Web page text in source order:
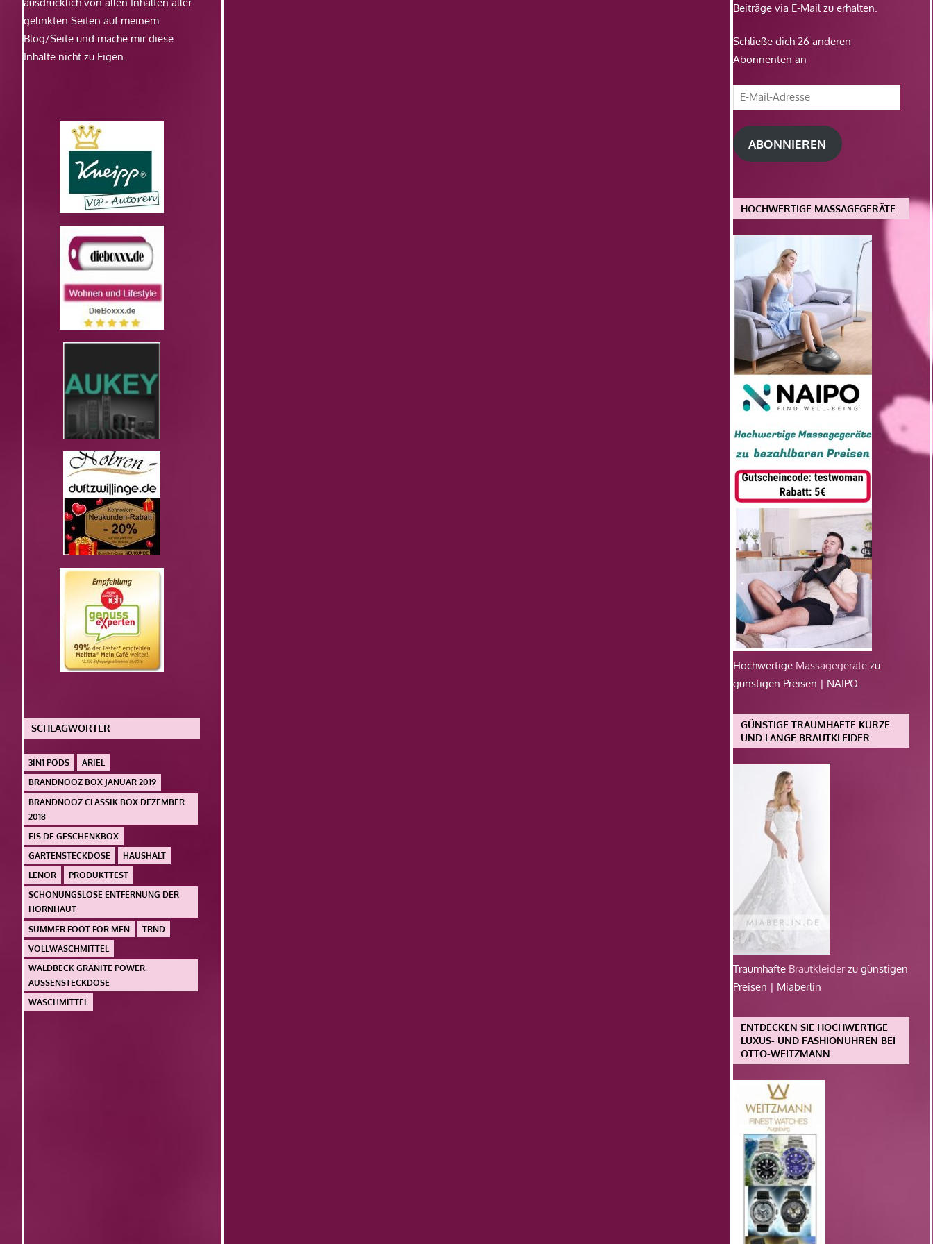
gelinkten Seiten auf meinem
Blog/Seite und mache mir diese
Inhalte nicht zu Eigen.
SCHLAGWÖRTER
3IN1 PODS
ARIEL
BRANDNOOZ BOX JANUAR 2019
BRANDNOOZ CLASSIK BOX DEZEMBER
2018
EIS.DE GESCHENKBOX
GARTENSTECKDOSE
HAUSHALT
LENOR
PRODUKTTEST
SCHONUNGSLOSE ENTFERNUNG DER
HORNHAUT
SUMMER FOOT FOR MEN
TRND
VOLLWASCHMITTEL
WALDBECK GRANITE POWER.
AUSSENSTECKDOSE
WASCHMITTEL
Beiträge via E-Mail zu erhalten.
Schließe dich 26 anderen
Abonnenten an
E-
Mail-
Adresse
ABONNIEREN
HOCHWERTIGE MASSAGEGERÄTE
Hochwertige Massagegeräte zu
günstigen Preisen | NAIPO
GÜNSTIGE TRAUMHAFTE KURZE
UND LANGE BRAUTKLEIDER
Traumhafte Brautkleiderzu günstigen
Preisen | Miaberlin
ENTDECKEN SIE HOCHWERTIGE
LUXUS- UND FASHIONUHREN BEI
OTTO-WEITZMANN